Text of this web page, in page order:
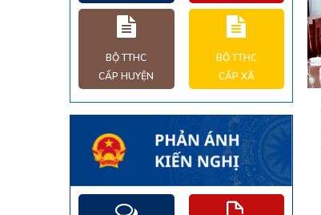
BỘ TTHC
CẤP HUYỆN
BỘ TTHC
CẤP XÃ